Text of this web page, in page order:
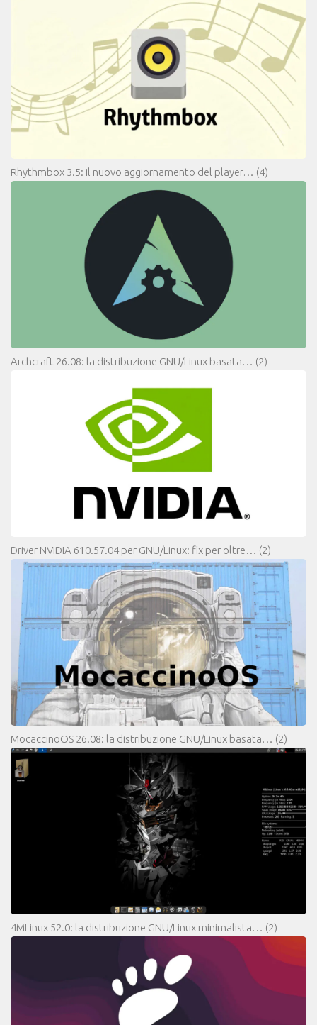
Rhythmbox 3.5: il nuovo aggiornamento del player… (4)
Archcraft 26.08: la distribuzione GNU/Linux basata… (2)
Driver NVIDIA 610.57.04 per GNU/Linux: fix per oltre… (2)
MocaccinoOS 26.08: la distribuzione GNU/Linux basata… (2)
4MLinux 52.0: la distribuzione GNU/Linux minimalista… (2)